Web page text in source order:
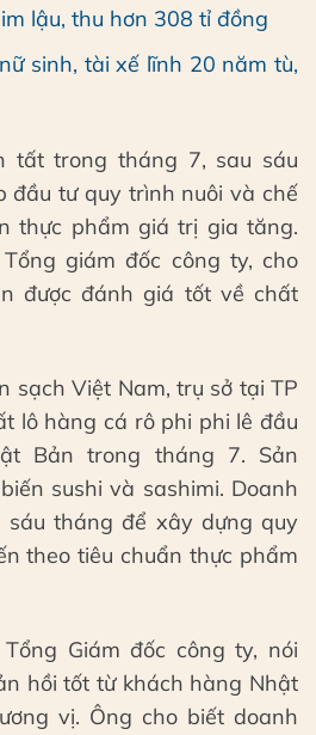
lậu, thu hơn 308 tỉ đồng
sinh, tài xế lĩnh 20 năm tù,
tất trong tháng 7, sau sáu
đầu tư quy trình nuôi và chế
thực phẩm giá trị gia tăng.
giám đốc công ty, cho
được đánh giá tốt về chất
sạch Việt Nam, trụ sở tại TP
lô hàng cá rô phi phi lê đầu
Bản trong tháng 7. Sản
sushi và sashimi. Doanh
sáu tháng để xây dựng quy
theo tiêu chuẩn thực phẩm
Giám đốc công ty, nói
hồi tốt từ khách hàng Nhật
vị. Ông cho biết doanh